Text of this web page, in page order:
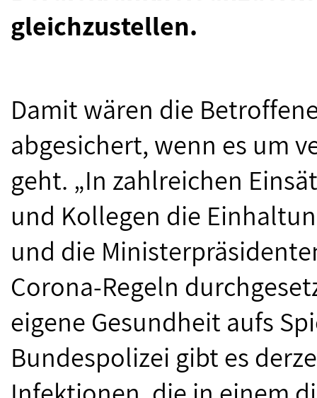
gleichzustellen.
Damit wären die
abgesichert, wenn es um
geht. „In zahlreichen
und Kollegen die
und die
Corona-Regeln
eigene Gesundheit aufs
Bundespolizei gibt es